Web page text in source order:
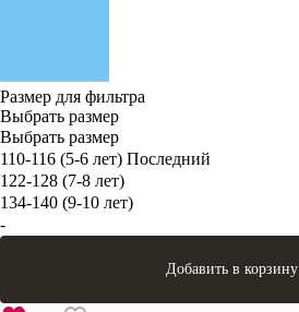
Размер для фильтра
Выбрать размер
Выбрать размер
110-116 (5-6 лет) Последний
122-128 (7-8 лет)
134-140 (9-10 лет)
-
Добавить в корзину